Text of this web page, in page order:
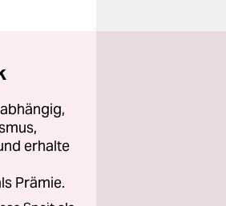
erhalte
Prämie.